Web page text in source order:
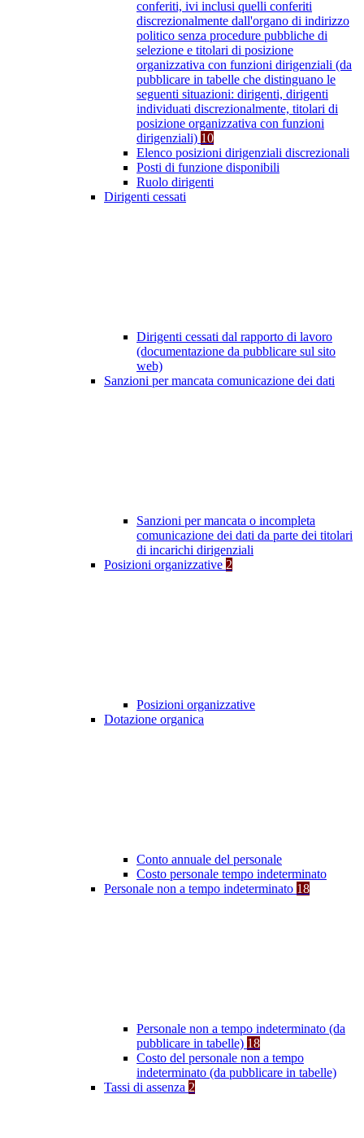
conferiti, ivi inclusi quelli conferiti
discrezionalmente dall'organo di indirizzo
politico senza procedure pubbliche di
selezione e titolari di posizione
organizzativa con funzioni dirigenziali (da
pubblicare in tabelle che distinguano le
seguenti situazioni: dirigenti, dirigenti
individuati discrezionalmente, titolari di
posizione organizzativa con funzioni
dirigenziali) 10
Elenco posizioni dirigenziali discrezionali
Posti di funzione disponibili
Ruolo dirigenti
Dirigenti cessati
Dirigenti cessati dal rapporto di lavoro
(documentazione da pubblicare sul sito
web)
Sanzioni per mancata comunicazione dei dati
Sanzioni per mancata o incompleta
comunicazione dei dati da parte dei titolari
di incarichi dirigenziali
Posizioni organizzative 2
Posizioni organizzative
Dotazione organica
Conto annuale del personale
Costo personale tempo indeterminato
Personale non a tempo indeterminato 18
Personale non a tempo indeterminato (da
pubblicare in tabelle) 18
Costo del personale non a tempo
indeterminato (da pubblicare in tabelle)
Tassi di assenza 2